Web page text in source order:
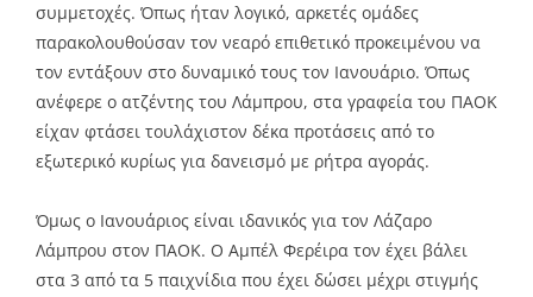
συμμετοχές. Όπως ήταν λογικό, αρκετές ομάδες
παρακολουθούσαν τον νεαρό επιθετικό προκειμένου να
τον εντάξουν στο δυναμικό τους τον Ιανουάριο. Όπως
ανέφερε ο ατζέντης του Λάμπρου, στα γραφεία του ΠΑΟΚ
είχαν φτάσει τουλάχιστον δέκα προτάσεις από το
εξωτερικό κυρίως για δανεισμό με ρήτρα αγοράς.
Όμως ο Ιανουάριος είναι ιδανικός για τον Λάζαρο
Λάμπρου στον ΠΑΟΚ. Ο Αμπέλ Φερέιρα τον έχει βάλει
στα 3 από τα 5 παιχνίδια που έχει δώσει μέχρι στιγμής